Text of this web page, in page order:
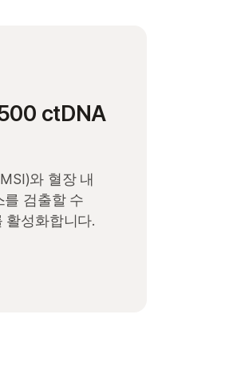
ctDNA
와 혈장 내
검출할 수
활성화합니다.